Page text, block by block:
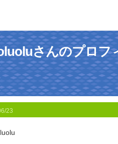
さんのプロフ
23